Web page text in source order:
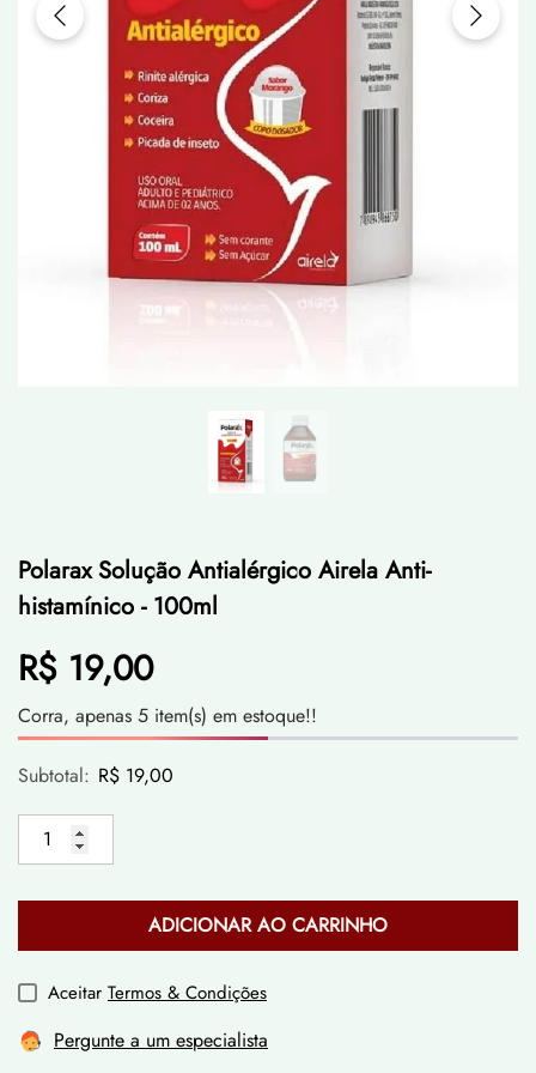
Polarax Solução Antialérgico Airela Anti-
histamínico - 100ml
R$ 19,00
Corra, apenas 5 item(s) em estoque!!
Subtotal: R$ 19,00
ADICIONAR AO CARRINHO
Aceitar Termos & Condições
Pergunte a um especialista